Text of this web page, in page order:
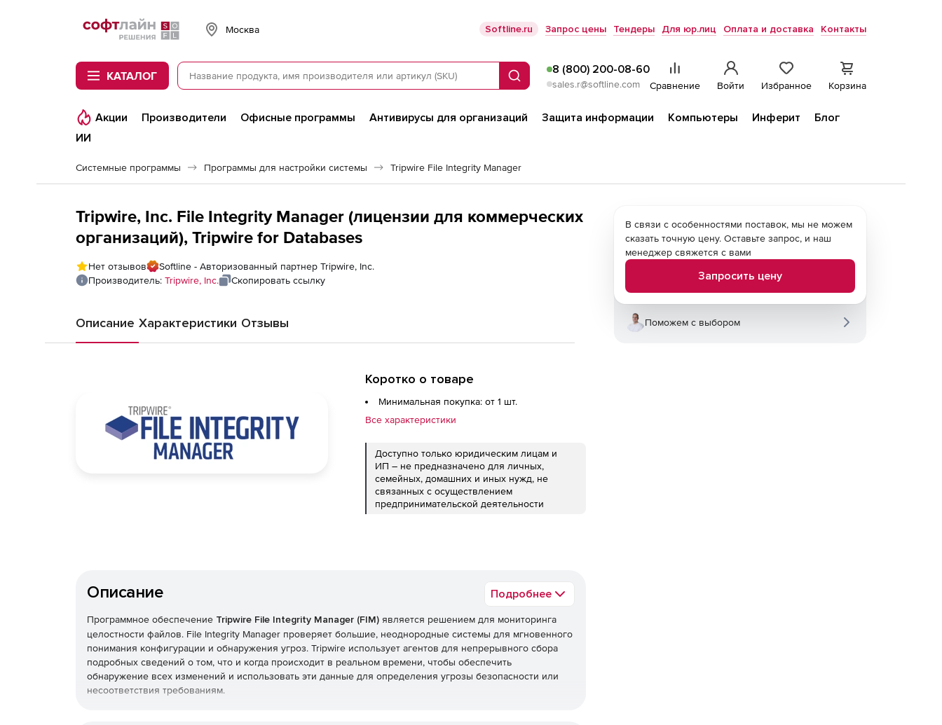
Softline
Москва Softline.ru Запрос цены Тендеры Для юр.лиц Оплата и доставка Контакты
КАТАЛОГ Поиск
8 (800) 200-08-60
sales.r@softline.com Сравнение Войти Избранное Корзина
Акции Производители Офисные программы Антивирусы для организаций Защита информации Компьютеры Инферит
Блог
ИИ
Системные программы Программы для настройки системы Tripwire File Integrity Manager
Tripwire, Inc. File Integrity Manager (лицензии для коммерческих
организаций), Tripwire for Databases
Нет отзывов
Softline - Авторизованный партнер Tripwire, Inc.
Производитель: Tripwire, Inc. Скопировать ссылку
Описание Характеристики Отзывы
Коротко о товаре
Минимальная покупка: от 1 шт.
Все характеристики
Доступно только юридическим лицам и
ИП – не предназначено для личных,
семейных, домашних и иных нужд, не
связанных с осуществлением
предпринимательской деятельности
Описание Подробнее
Программное обеспечение Tripwire File Integrity Manager (FIM) является решением для мониторинга
целостности файлов. File Integrity Manager проверяет большие, неоднородные системы для мгновенного
понимания конфигурации и обнаружения угроз. Tripwire использует агентов для непрерывного сбора
подробных сведений о том, что и когда происходит в реальном времени, чтобы обеспечить
обнаружение всех изменений и использовать эти данные для определения угрозы безопасности или
несоответствия требованиям.
В связи с особенностями поставок, мы не можем
сказать точную цену. Оставьте запрос, и наш
менеджер свяжется с вами
Запросить цену
Поможем с выбором